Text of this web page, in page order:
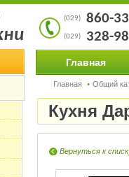
(029) 860-
(029) 328-
Главная
Главная Общий
Кухня
Вернуться к